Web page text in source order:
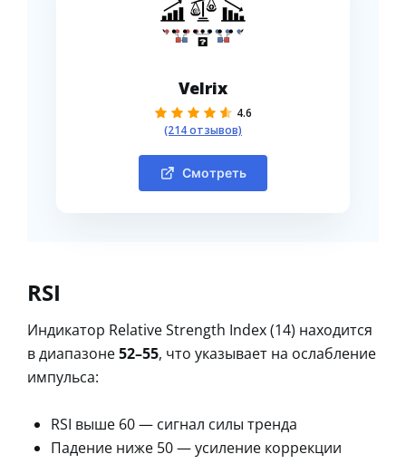
Velrix
4.6
(214 отзывов)
Смотреть
RSI
Индикатор Relative Strength Index (14) находится
в диапазоне52–55, что указывает на ослабление
импульса:
RSI выше 60 — сигнал силы тренда
Падение ниже 50 — усиление коррекции